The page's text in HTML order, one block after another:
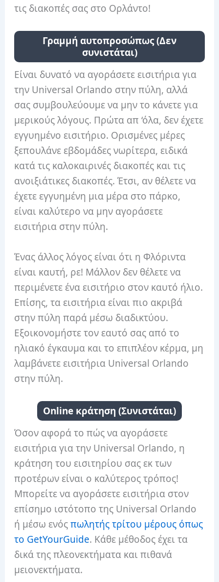
τις διακοπές σας στο Ορλάντο!
Γραμμή αυτοπροσώπως (Δεν
συνιστάται)
Είναι δυνατό να αγοράσετε εισιτήρια για
την Universal Orlando στην πύλη, αλλά
σας συμβουλεύουμε να μην το κάνετε για
μερικούς λόγους. Πρώτα απ ‘όλα, δεν έχετε
εγγυημένο εισιτήριο. Ορισμένες μέρες
ξεπουλάνε εβδομάδες νωρίτερα, ειδικά
κατά τις καλοκαιρινές διακοπές και τις
ανοιξιάτικες διακοπές. Έτσι, αν θέλετε να
έχετε εγγυημένη μια μέρα στο πάρκο,
είναι καλύτερο να μην αγοράσετε
εισιτήρια στην πύλη.
Ένας άλλος λόγος είναι ότι η Φλόριντα
είναι καυτή, ρε! Μάλλον δεν θέλετε να
περιμένετε ένα εισιτήριο στον καυτό ήλιο.
Επίσης, τα εισιτήρια είναι πιο ακριβά
στην πύλη παρά μέσω διαδικτύου.
Εξοικονομήστε τον εαυτό σας από το
ηλιακό έγκαυμα και το επιπλέον κέρμα, μη
λαμβάνετε εισιτήρια Universal Orlando
στην πύλη.
Online κράτηση (Συνιστάται)
Όσον αφορά το πώς να αγοράσετε
εισιτήρια για την Universal Orlando, η
κράτηση του εισιτηρίου σας εκ των
προτέρων είναι ο καλύτερος τρόπος!
Μπορείτε να αγοράσετε εισιτήρια στον
επίσημο ιστότοπο της Universal Orlando
ή μέσω ενόςπωλητής τρίτου μέρους όπως
το GetYourGuide. Κάθε μέθοδος έχει τα
δικά της πλεονεκτήματα και πιθανά
μειονεκτήματα.